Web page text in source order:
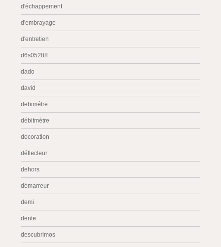
d'échappement
d'embrayage
d'entretien
d6s05288
dado
david
debimétre
débitmètre
decoration
déflecteur
dehors
démarreur
demi
dente
descubrimos